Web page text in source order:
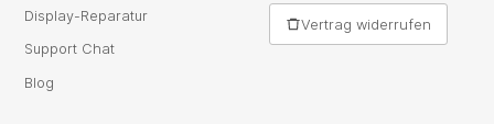
Display-Reparatur
Support Chat
Blog
Vertrag widerrufen